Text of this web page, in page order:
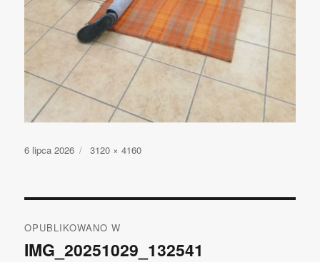
Opublikowano
6 lipca 2026
Pełny
3120 × 4160
wpisu
OPUBLIKOWANO W
IMG_20251029_132541